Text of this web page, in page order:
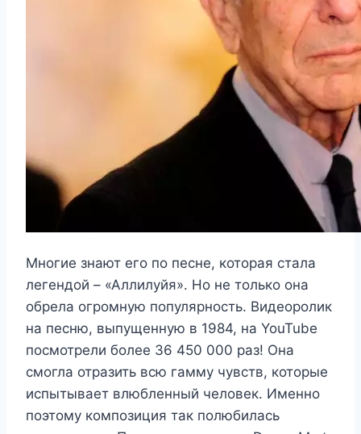
Многие знают его по песне, которая стала
легендой – «Аллилуйя». Но не только она
обрела огромную популярность. Видеоролик
на песню, выпущенную в 1984, на YouTube
посмотрели более 36 450 000 раз! Она
смогла отразить всю гамму чувств, которые
испытывает влюбленный человек. Именно
поэтому композиция так полюбилась